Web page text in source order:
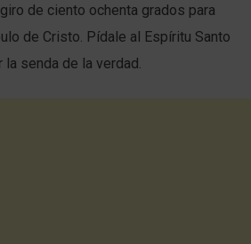
de ciento ochenta grados para
de Cristo. Pídale al Espíritu Santo
senda de la verdad.